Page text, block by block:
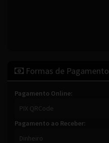
Formas de Pagamento
Pagamento Online:
PIX QRCode
Pagamento ao Receber:
Dinheiro